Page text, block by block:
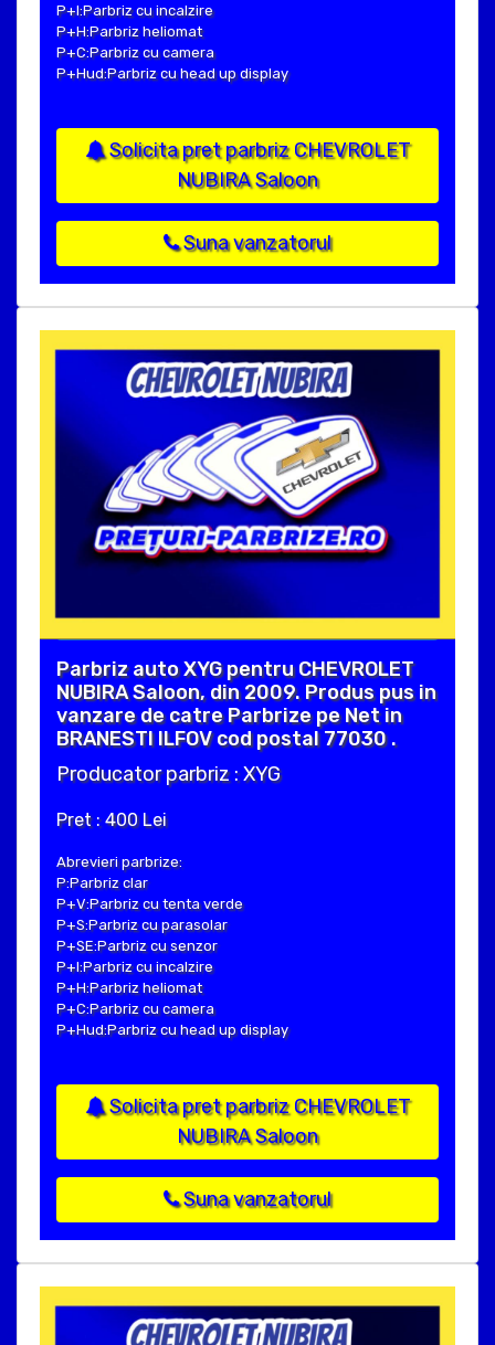
P+I:Parbriz cu incalzire
P+H:Parbriz heliomat
P+C:Parbriz cu camera
P+Hud:Parbriz cu head up display
Solicita pret parbriz CHEVROLET
NUBIRA Saloon
Suna vanzatorul
Parbriz auto XYG pentru CHEVROLET
NUBIRA Saloon, din 2009. Produs pus in
vanzare de catre Parbrize pe Net in
BRANESTI ILFOV cod postal 77030 .
Producator parbriz : XYG
Pret : 400 Lei
Abrevieri parbrize:
P:Parbriz clar
P+V:Parbriz cu tenta verde
P+S:Parbriz cu parasolar
P+SE:Parbriz cu senzor
P+I:Parbriz cu incalzire
P+H:Parbriz heliomat
P+C:Parbriz cu camera
P+Hud:Parbriz cu head up display
Solicita pret parbriz CHEVROLET
NUBIRA Saloon
Suna vanzatorul